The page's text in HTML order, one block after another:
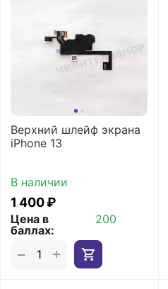
Верхний шлейф экрана
iPhone 13
В наличии
1 400₽
Цена в
баллах:
200
+
−